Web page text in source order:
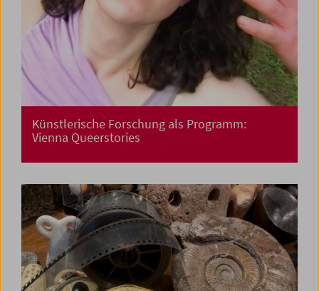
Künstlerische Forschung als Programm:
Vienna Queerstories